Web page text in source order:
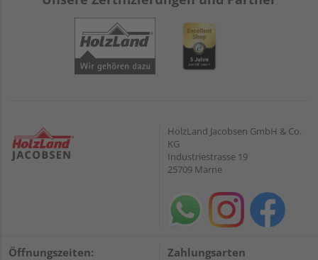
HolzLand Jacobsen GmbH & Co.
KG
Industriestrasse 19
25709 Marne
Öffnungszeiten: Zahlungsarten